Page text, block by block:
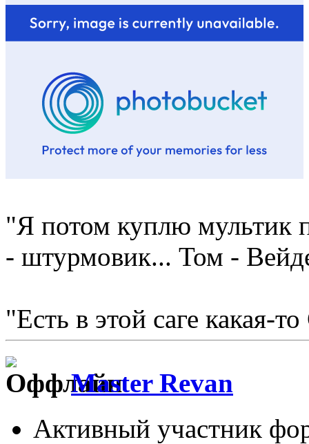
"Я потом куплю мультик
- штурмовик... Том -
"Есть в этой саге какая-
Master Revan
Активный участник